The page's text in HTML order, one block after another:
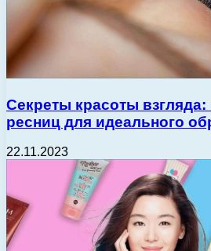
Секреты красоты
ресниц для идеального
22.11.2023